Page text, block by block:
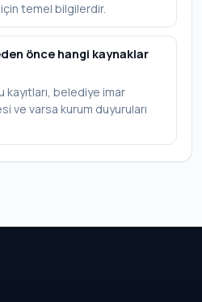
temel bilgilerdir.
önce hangi kaynaklar
kayıtları, belediye imar
ve varsa kurum duyuruları